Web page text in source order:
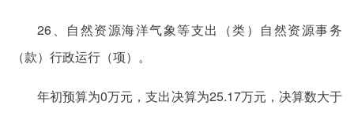
26、自然资源海洋气象等支出（类）自然资源事务
（款）行政运行（项）。
年初预算为0万元，支出决算为25.17万元，决算数大于